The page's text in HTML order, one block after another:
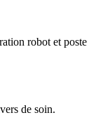
robot et poste
de soin.